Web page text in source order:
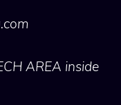
AREA inside